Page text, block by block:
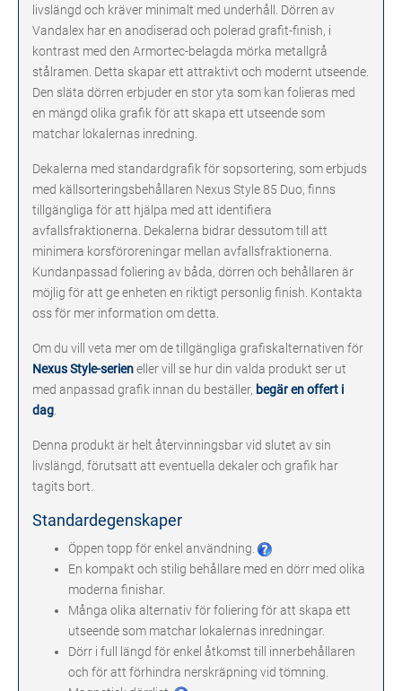
livslängd och kräver minimalt med underhåll. Dörren av
Vandalex har en anodiserad och polerad grafit-finish, i
kontrast med den Armortec-belagda mörka metallgrå
stålramen. Detta skapar ett attraktivt och modernt utseende.
Den släta dörren erbjuder en stor yta som kan folieras med
en mängd olika grafik för att skapa ett utseende som
matchar lokalernas inredning.
Dekalerna med standardgrafik för sopsortering, som erbjuds
med källsorteringsbehållaren Nexus Style 85 Duo, finns
tillgängliga för att hjälpa med att identifiera
avfallsfraktionerna. Dekalerna bidrar dessutom till att
minimera korsföroreningar mellan avfallsfraktionerna.
Kundanpassad foliering av båda, dörren och behållaren är
möjlig för att ge enheten en riktigt personlig finish. Kontakta
oss för mer information om detta.
Om du vill veta mer om de tillgängliga grafiskalternativen för
Nexus Style-serieneller vill se hur din valda produkt ser ut
med anpassad grafik innan du beställer, begär en offert i
dag
Denna produkt är helt återvinningsbar vid slutet av sin
livslängd, förutsatt att eventuella dekaler och grafik har
tagits bort.
Standardegenskaper
Öppen topp för enkel användning.
En kompakt och stilig behållare med en dörr med olika
moderna finishar.
Många olika alternativ för foliering för att skapa ett
utseende som matchar lokalernas inredningar.
Dörr i full längd för enkel åtkomst till innerbehållaren
och för att förhindra nerskräpning vid tömning.